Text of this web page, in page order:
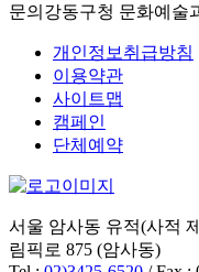
문의 강동구청 문화예술
개인정보취급방침
이용약관
사이트맵
캠페인
단체예약
서울 암사동 유적(사적
림픽로 875 (암사동)